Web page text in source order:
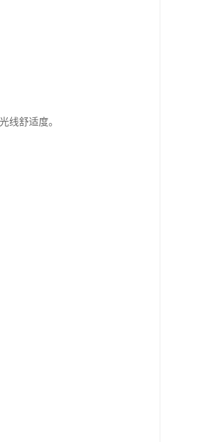
线舒适度。